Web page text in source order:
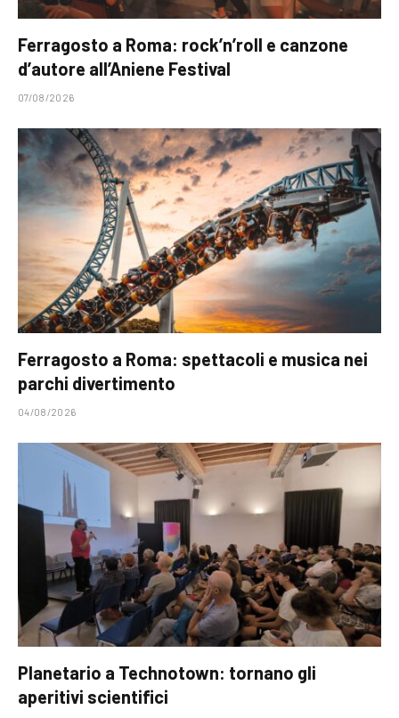
Ferragosto a Roma: rock’n’roll e canzone
d’autore all’Aniene Festival
07/08/2026
Ferragosto a Roma: spettacoli e musica nei
parchi divertimento
04/08/2026
Planetario a Technotown: tornano gli
aperitivi scientifici